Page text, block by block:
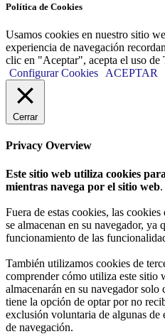
Política de Cookies
Usamos cookies en nuestro sitio
experiencia de navegación
clic en "Aceptar", acepta el uso
Configurar Cookies
ACEPTAR
Cerrar
Privacy Overview
Este sitio web utiliza cookies
mientras navega por el sitio web.
Fuera de estas cookies, las
se almacenan en su navegador, ya
funcionamiento de las
También utilizamos cookies de
comprender cómo utiliza este sitio
almacenarán en su navegador
tiene la opción de optar por no
exclusión voluntaria de algunas de
de navegación.